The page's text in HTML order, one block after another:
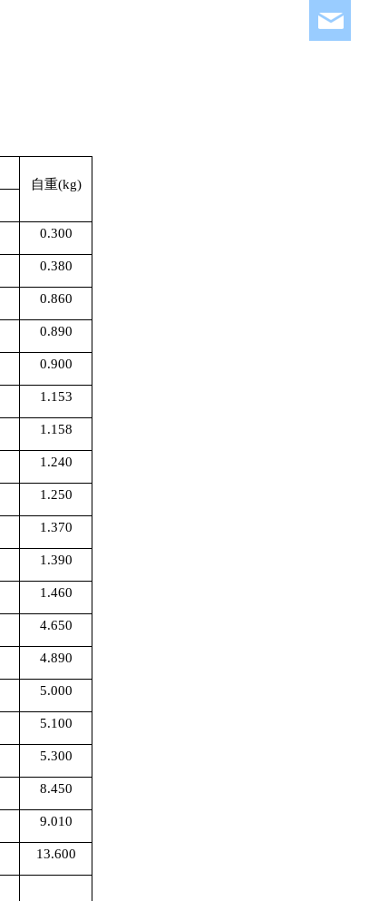
自重(kg)
0.300
0.380
0.860
0.890
0.900
1.153
1.158
1.240
1.250
1.370
1.390
1.460
4.650
4.890
5.000
5.100
5.300
8.450
9.010
13.600